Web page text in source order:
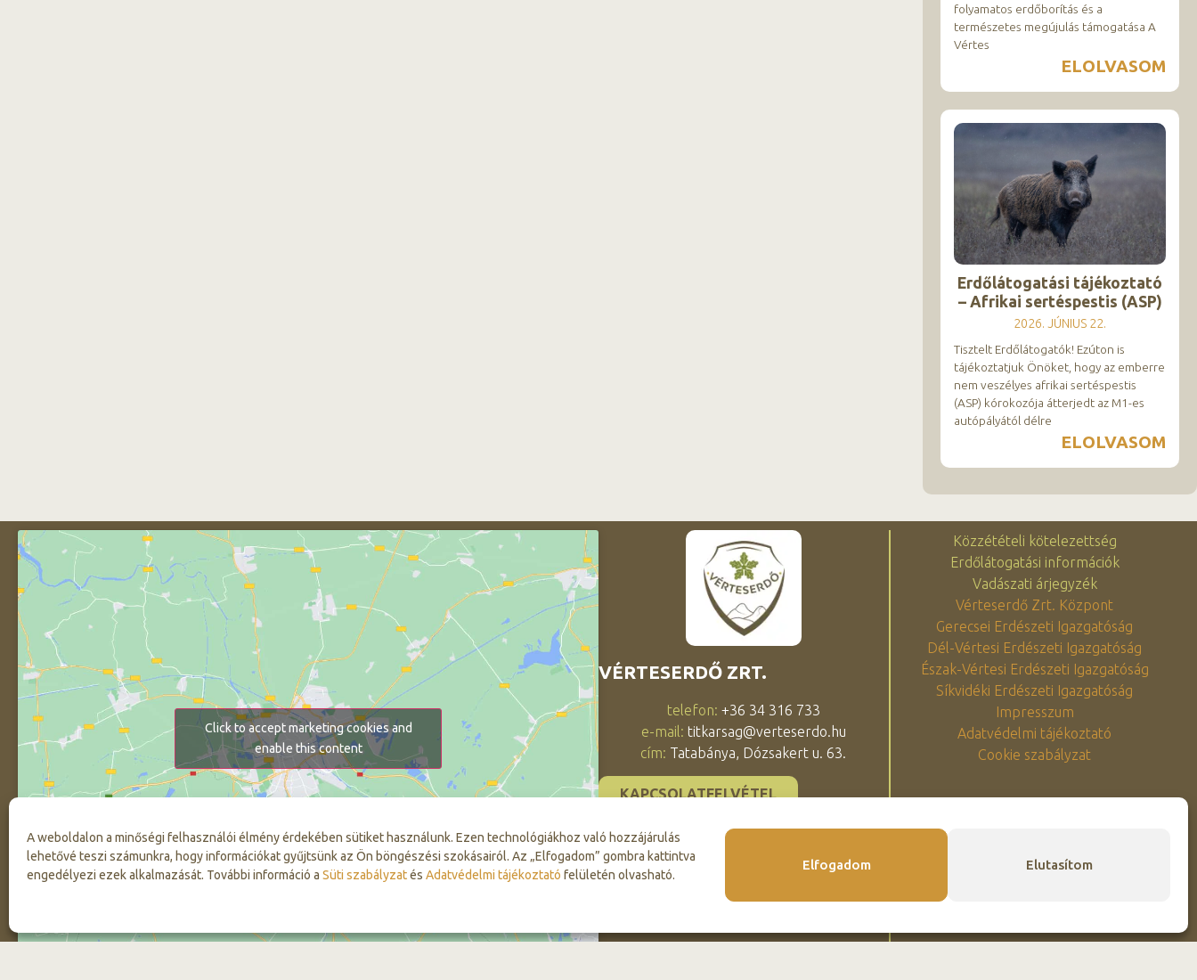
A weboldalon a minőségi felhasználói élmény érdekében sütiket használunk. Ezen technológiákhoz való hozzájárulás
lehetővé teszi számunkra, hogy információkat gyűjtsünk az Ön böngészési szokásairól. Az „Elfogadom” gombra kattintva
engedélyezi ezek alkalmazását. További információ a Süti szabályzatés Adatvédelmi tájékoztató felületén olvasható.
Elfogadom Elutasítom
folyamatos erdőborítás és a
természetes megújulás támogatása A
Vértes
ELOLVASOM
Erdőlátogatási tájékoztató
– Afrikai sertéspestis (ASP)
2026. JÚNIUS 22.
Tisztelt Erdőlátogatók! Ezúton is
tájékoztatjuk Önöket, hogy az emberre
nem veszélyes afrikai sertéspestis
(ASP) kórokozója átterjedt az M1-es
autópályától délre
ELOLVASOM
Click to accept marketing cookies and
enable this content
VÉRTESERDŐ ZRT.
telefon: +36 34 316 733
e-mail: titkarsag@verteserdo.hu
cím: Tatabánya, Dózsakert u. 63.
KAPCSOLATFELVÉTEL
Közzétételi kötelezettség
Erdőlátogatási információk
Vadászati árjegyzék
Vérteserdő Zrt. Központ
Gerecsei Erdészeti Igazgatóság
Dél-Vértesi Erdészeti Igazgatóság
Észak-Vértesi Erdészeti Igazgatóság
Síkvidéki Erdészeti Igazgatóság
Impresszum
Adatvédelmi tájékoztató
Cookie szabályzat